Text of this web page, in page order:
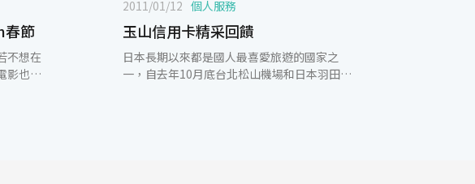
Fun春節
不想在
影也是
2011/01/12 個人服務
玉山信用卡精采回饋
日本長期以來都是國人最喜愛旅遊的國家之
一，自去年10月底台北松山機場和日本羽田機